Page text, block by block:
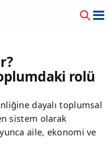
rolü
dayalı toplumsal
sistem olarak
aile, ekonomi ve